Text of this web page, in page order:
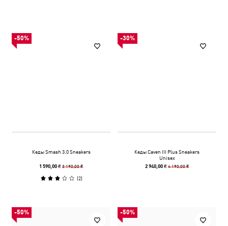
-50%
Кеды Smash 3.0 Sneakers
1 590,00 ₴3 190,00 ₴
(2)
-30%
Кеды Caven III Plus Sneakers
Unisex
2 940,00 ₴4 190,00 ₴
-50% -50%